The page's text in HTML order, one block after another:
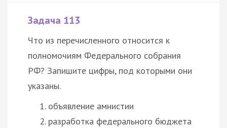
Задача 113
Что из перечисленного относится к
полномочиям Федерального собрания
РФ? Запишите цифры, под которыми они
указаны.
объявление амнистии
разработка федерального бюджета